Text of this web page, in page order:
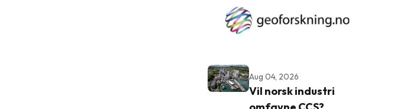
Aug 04, 2026
Vil norsk industri